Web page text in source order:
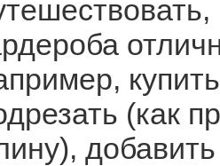
(как